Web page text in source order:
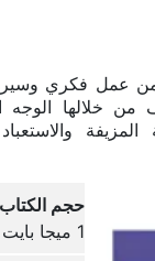
عمل فكري وسيرة
خلالها الوجه
المزيفة
حجم الكتاب
1 ميجا بايت